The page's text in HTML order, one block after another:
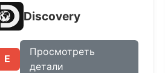
Discovery
E
Просмотреть
детали